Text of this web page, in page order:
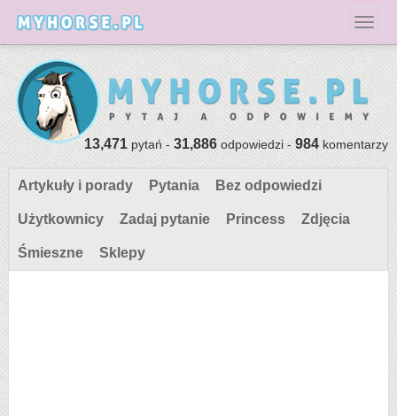
13,471pytań -31,886odpowiedzi -984komentarzy
Artykuły i porady Pytania Bez odpowiedzi
Użytkownicy Zadaj pytanie Princess Zdjęcia
Śmieszne Sklepy